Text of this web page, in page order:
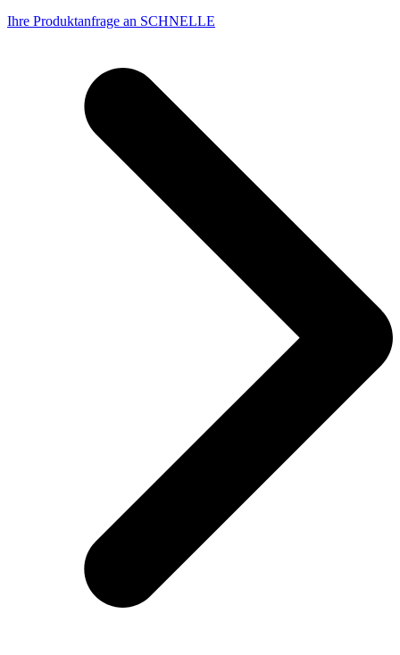
Ihre Produktanfrage an SCHNELLE